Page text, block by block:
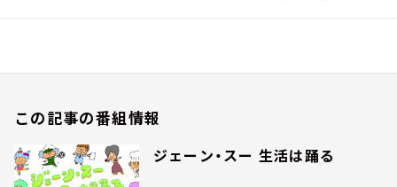
この記事の番組情報
ジェーン・スー 生活は踊る